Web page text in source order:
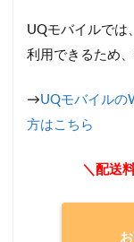
UQモバイルでは
利用できるため
→UQモバイルの
方はこちら
＼配送